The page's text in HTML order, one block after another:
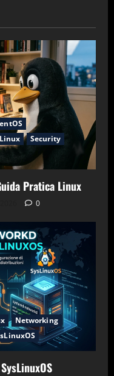
Security
Pratica Linux
0
Networking